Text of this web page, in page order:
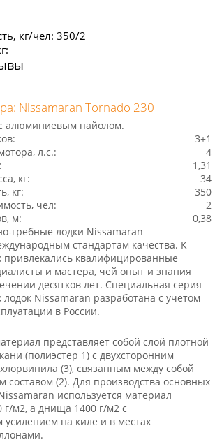
кг/чел: 350/2
Nissamaran Tornado 230
алюминиевым пайолом.
3+1
л.с.:
4
1,31
кг:
34
кг:
350
чел:
2
м:
0,38
гребные лодки Nissamaran
стандартам качества. К
привлекались квалифицированные
и мастера, чей опыт и знания
десятков лет. Специальная серия
лодок Nissamaran разработана с учетом
в России.
представляет собой слой плотной
(полиэстер 1) с двухсторонним
(3), связанным между собой
(2). Для производства основных
используется материал
г/м2, а днища 1400 г/м2 с
на киле и в местах